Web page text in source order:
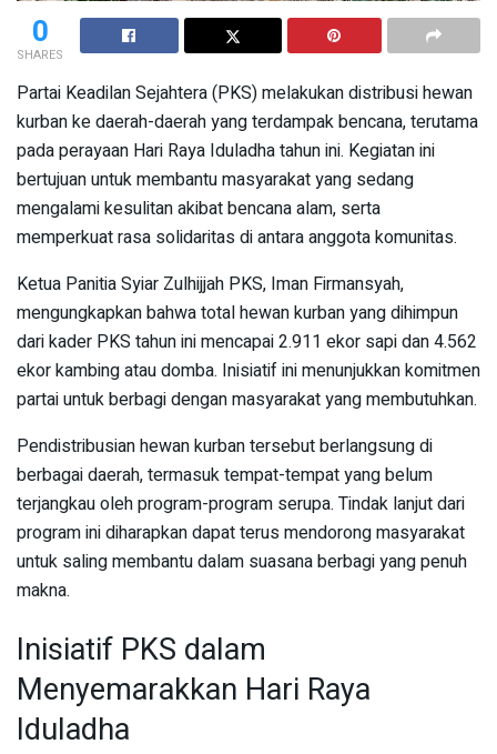
0
SHARES
Partai Keadilan Sejahtera (PKS) melakukan distribusi hewan
kurban ke daerah-daerah yang terdampak bencana, terutama
pada perayaan Hari Raya Iduladha tahun ini. Kegiatan ini
bertujuan untuk membantu masyarakat yang sedang
mengalami kesulitan akibat bencana alam, serta
memperkuat rasa solidaritas di antara anggota komunitas.
Ketua Panitia Syiar Zulhijjah PKS, Iman Firmansyah,
mengungkapkan bahwa total hewan kurban yang dihimpun
dari kader PKS tahun ini mencapai 2.911 ekor sapi dan 4.562
ekor kambing atau domba. Inisiatif ini menunjukkan komitmen
partai untuk berbagi dengan masyarakat yang membutuhkan.
Pendistribusian hewan kurban tersebut berlangsung di
berbagai daerah, termasuk tempat-tempat yang belum
terjangkau oleh program-program serupa. Tindak lanjut dari
program ini diharapkan dapat terus mendorong masyarakat
untuk saling membantu dalam suasana berbagi yang penuh
makna.
Inisiatif PKS dalam
Menyemarakkan Hari Raya
Iduladha